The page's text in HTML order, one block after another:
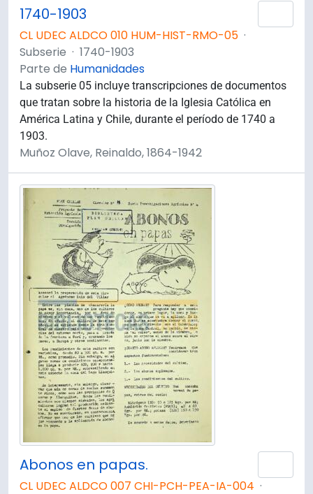
1740-1903
CL UDEC ALDCO 010 HUM-HIST-RMO-05 ·
Subserie · 1740-1903
Parte de Humanidades
La subserie 05 incluye transcripciones de documentos
que tratan sobre la historia de la Iglesia Católica en
América Latina y Chile, durante el período de 1740 a
1903.
Muñoz Olave, Reinaldo, 1864-1942
Abonos en papas.
CL UDEC ALDCO 007 CHI-PCH-PEA-IA-004 ·